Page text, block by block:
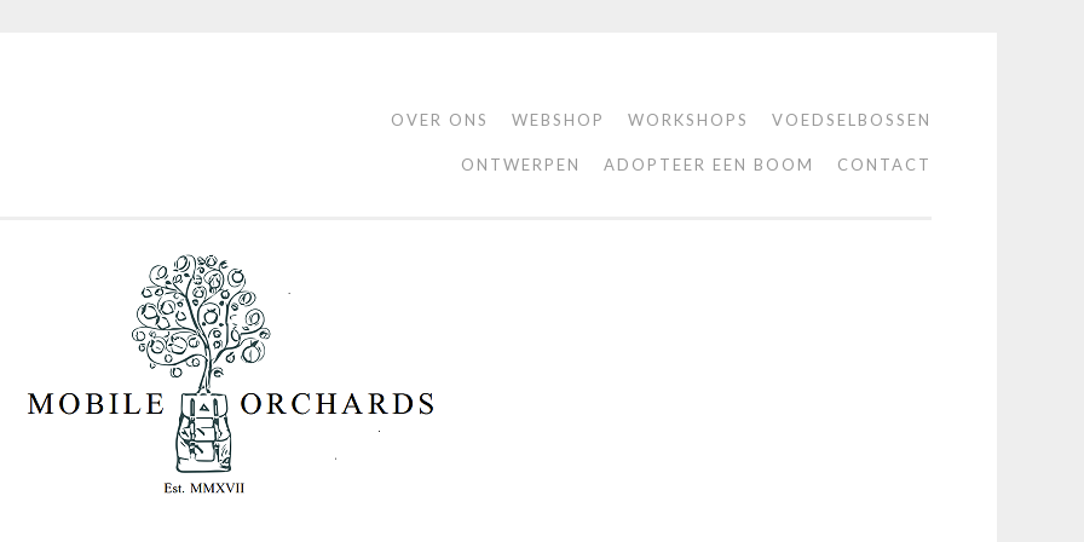
OVER ONS WEBSHOP WORKSHOPS VOEDSELBOSSEN
ONTWERPEN ADOPTEER EEN BOOM CONTACT